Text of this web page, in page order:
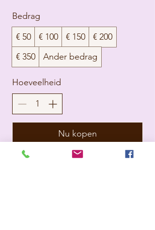
Bedrag
€ 50
€ 100 € 150
€ 200
€ 350
Ander bedrag
Hoeveelheid
Nu kopen